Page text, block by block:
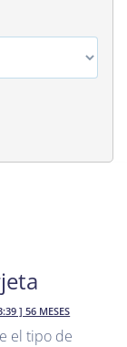
] 56 MESES
el tipo de